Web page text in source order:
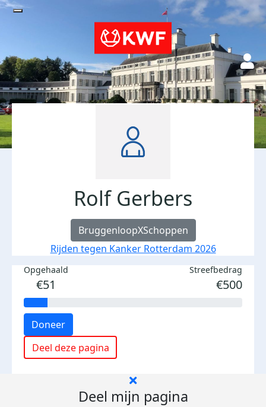
Rolf Gerbers
BruggenloopXSchoppen
Rijden tegen Kanker Rotterdam 2026
Opgehaald
€51
Streefbedrag
€500
Doneer
Deel deze pagina
Deel mijn pagina